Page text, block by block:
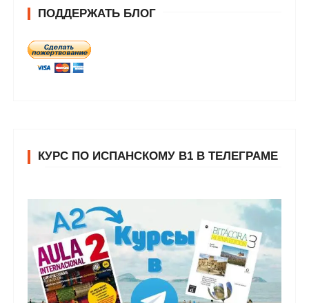
ПОДДЕРЖАТЬ БЛОГ
КУРС ПО ИСПАНСКОМУ В1 В ТЕЛЕГРАМЕ